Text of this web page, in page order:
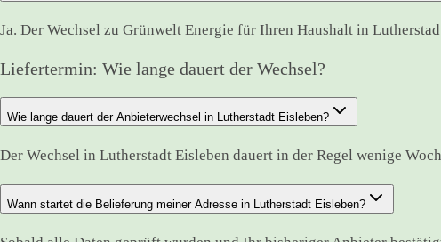
Ja. Der Wechsel zu Grünwelt Energie für Ihren Haushalt in
Liefertermin: Wie lange dauert der Wechsel?
Wie lange dauert der Anbieterwechsel in Lutherstadt Eisleben?
Der Wechsel in Lutherstadt Eisleben dauert in der Regel wenige
Wann startet die Belieferung meiner Adresse in Lutherstadt Eisleben?